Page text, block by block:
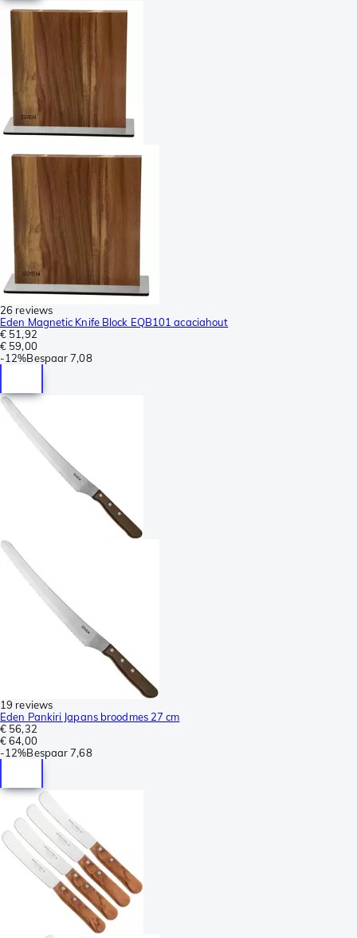
26 reviews
Eden Magnetic Knife Block EQB101 acaciahout
€ 51,92
€ 59,00
-12%Bespaar 7,08
19 reviews
Eden Pankiri Japans broodmes 27 cm
€ 56,32
€ 64,00
-12%Bespaar 7,68